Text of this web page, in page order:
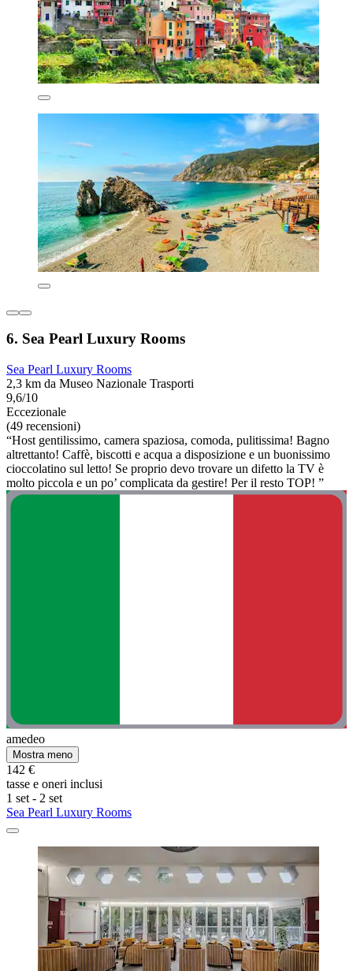
6. Sea Pearl Luxury Rooms
Sea Pearl Luxury Rooms
2,3 km da Museo Nazionale Trasporti
9,6/10
Eccezionale
(49 recensioni)
“Host gentilissimo, camera spaziosa, comoda, pulitissima! Bagno
altrettanto! Caffè, biscotti e acqua a disposizione e un buonissimo
cioccolatino sul letto! Se proprio devo trovare un difetto la TV è
molto piccola e un po’ complicata da gestire! Per il resto TOP! ”
amedeo
Mostra meno
142 €
tasse e oneri inclusi
1 set - 2 set
Sea Pearl Luxury Rooms